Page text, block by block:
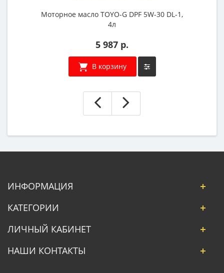
Моторное масло TOYO-G DPF 5W-30 DL-1,
4л
5 987 р.
В корзину
ИНФОРМАЦИЯ
КАТЕГОРИИ
ЛИЧНЫЙ КАБИНЕТ
НАШИ КОНТАКТЫ